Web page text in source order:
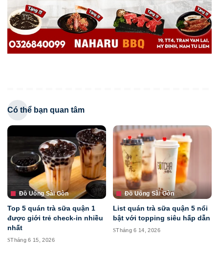
Có thể bạn quan tâm
Đồ Uống Sài Gòn
Top 5 quán trà sữa quận 1
được giới trẻ check-in nhiều
nhất
Tháng 6 15, 2026
Đồ Uống Sài Gòn
List quán trà sữa quận 5 nổi
bật với topping siêu hấp dẫn
Tháng 6 14, 2026